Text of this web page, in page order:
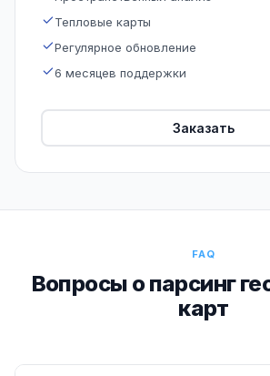
Тепловые карты
Регулярное обновление
6 месяцев поддержки
Заказать
FAQ
Вопросы о парсинг
карт